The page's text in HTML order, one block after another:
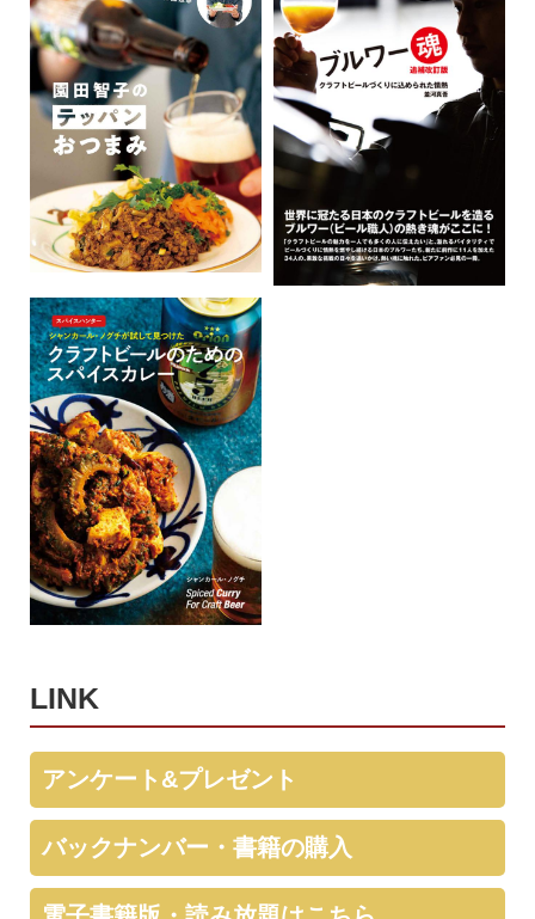
LINK
アンケート&プレゼント
バックナンバー・書籍の購入